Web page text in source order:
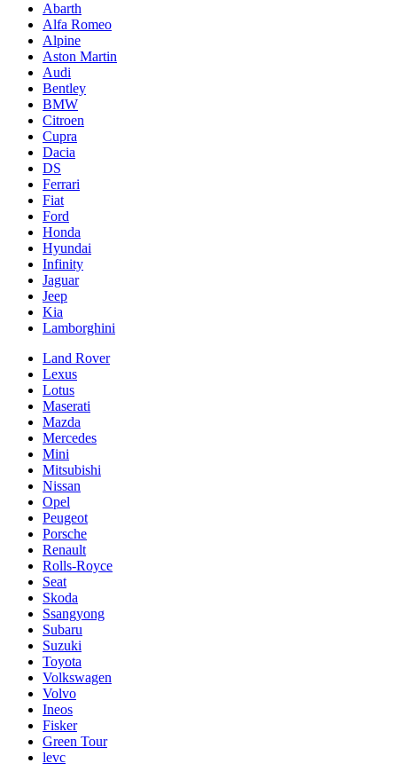
Abarth
Alfa Romeo
Alpine
Aston Martin
Audi
Bentley
BMW
Citroen
Cupra
Dacia
DS
Ferrari
Fiat
Ford
Honda
Hyundai
Infinity
Jaguar
Jeep
Kia
Lamborghini
Land Rover
Lexus
Lotus
Maserati
Mazda
Mercedes
Mini
Mitsubishi
Nissan
Opel
Peugeot
Porsche
Renault
Rolls-Royce
Seat
Skoda
Ssangyong
Subaru
Suzuki
Toyota
Volkswagen
Volvo
Ineos
Fisker
Green Tour
levc